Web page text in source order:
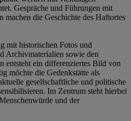
Gespräche und Führungen mit
machen die Geschichte des Haftortes
mit historischen Fotos und
Archivmaterialien sowie den
entsteht ein differenziertes Bild von
möchte die Gedenkstätte als
gesellschaftliche und politische
Im Zentrum steht hierbei
und der